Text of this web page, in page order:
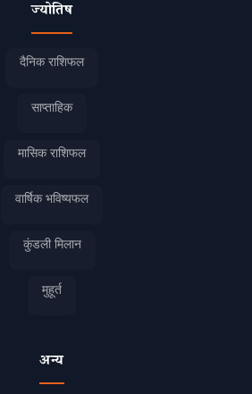
ज्योतिष
दैनिक राशिफल
साप्ताहिक
मासिक राशिफल
वार्षिक भविष्यफल
कुंडली मिलान
मुहूर्त
अन्य